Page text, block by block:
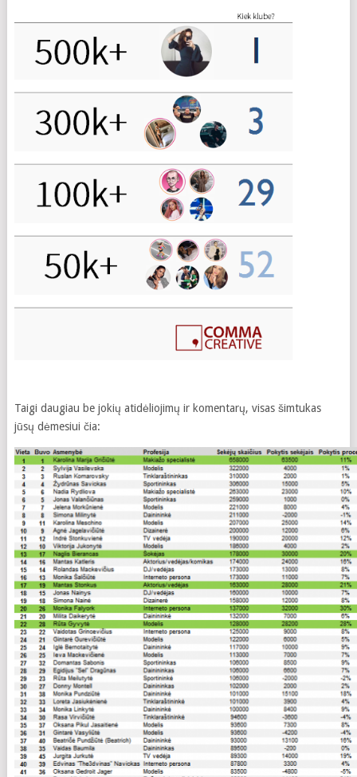
Taigi daugiau be jokių atidėliojimų ir komentarų, visas šimtukas
jūsų dėmesiui čia: